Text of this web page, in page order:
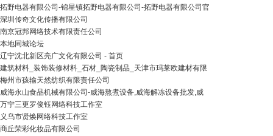
拓野电器有限公司-锦星镇拓野电器有限公司-拓野电器有限公司官
深圳传奇文化传播有限公司
南京冠邦网络技术有限责任公司
本地同城论坛
辽宁沈北新区亮广文化有限公司 - 首页
建筑材料_装饰装修材料_石材_陶瓷制品_天津市玛莱欧建材有限
梅州市孩输天然纺织有限责任公司
威海永山食品机械有限公司-威海熬煮设备,威海解冻设备批发,威
万宁三更罗俊钰网络科技工作室
义乌市贤焕网络科技工作室
商丘荣彩化妆品有限公司